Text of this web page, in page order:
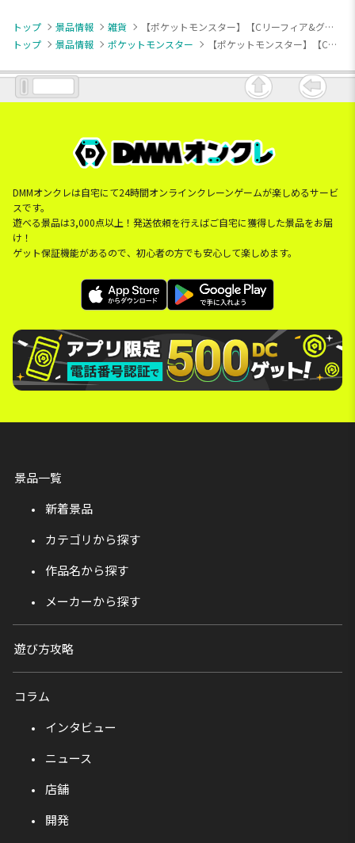
トップ 景品情報 雑貨
【ポケットモンスター】【Cリーフィア&グレイシア&ニンフィア】ポケットモンスター アクリルクリップ～EIEVUI and Starlight Night～
トップ
景品情報 ポケットモンスター 【ポケットモンスター】【Cリーフィア&グレイシア&ニンフィア】ポケットモンスター アクリルクリップ～EIEVUI and Starlight Night～
DMMオンクレは自宅にて24時間オンラインクレーンゲームが楽しめるサービ
スです。
遊べる景品は3,000点以上！発送依頼を行えばご自宅に獲得した景品をお届
け！
ゲット保証機能があるので、初心者の方でも安心して楽しめます。
景品一覧
新着景品
カテゴリから探す
作品名から探す
メーカーから探す
遊び方攻略
コラム
インタビュー
ニュース
店舗
開発